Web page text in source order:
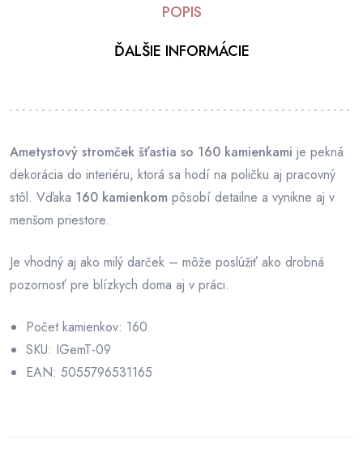
POPIS
ĎALŠIE INFORMÁCIE
Ametystový stromček šťastia so 160 kamienkami je pekná
dekorácia do interiéru, ktorá sa hodí na poličku aj pracovný
stôl. Vďaka 160 kamienkom pôsobí detailne a vynikne aj v
menšom priestore.
Je vhodný aj ako milý darček – môže poslúžiť ako drobná
pozornosť pre blízkych doma aj v práci.
Počet kamienkov: 160
SKU: IGemT-09
EAN: 5055796531165